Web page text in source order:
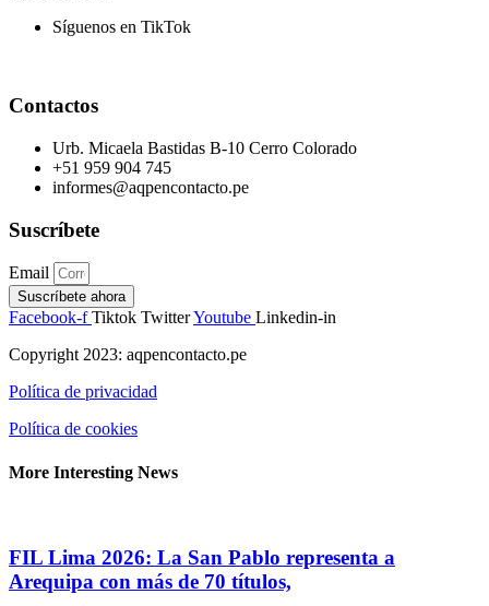
Síguenos en TikTok
Contactos
Urb. Micaela Bastidas B-10 Cerro Colorado
+51 959 904 745
informes@aqpencontacto.pe
Suscríbete
Email
Suscríbete ahora
Facebook-f Tiktok TwitterYoutube Linkedin-in
Copyright 2023: aqpencontacto.pe
Política de privacidad
Política de cookies
More Interesting News
FIL Lima 2026: La San Pablo representa a
Arequipa con más de 70 títulos,